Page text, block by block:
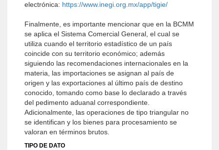
electrónica: https://www.inegi.org.mx/app/tigie/
Finalmente, es importante mencionar que en la BCMM
se aplica el Sistema Comercial General, el cual se
utiliza cuando el territorio estadístico de un país
coincide con su territorio económico; además
siguiendo las recomendaciones internacionales en la
materia, las importaciones se asignan al país de
origen y las exportaciones al último país de destino
conocido, tomando como base lo declarado a través
del pedimento aduanal correspondiente.
Adicionalmente, las operaciones de tipo triangular no
se identifican y los bienes para procesamiento se
valoran en términos brutos.
TIPO DE DATO